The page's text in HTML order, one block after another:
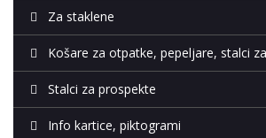
Za staklene
Košare za otpatke, pepeljare, stalci
Stalci za prospekte
Info kartice, piktogrami